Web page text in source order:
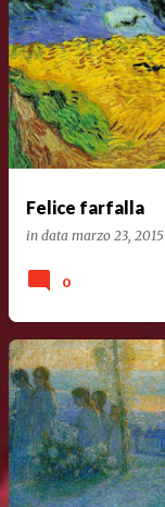
Felice farfalla
in data marzo 23, 2015
0